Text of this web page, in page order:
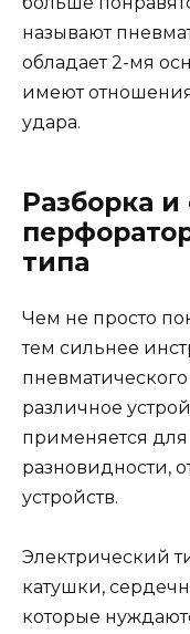
называют
обладает 2-мя
имеют
удара.
Разборка и
типа
Чем не просто
тем сильнее
различное
применяется
разновидности,
устройств.
Электрический
катушки,
которые